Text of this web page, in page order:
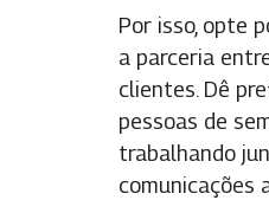
Por isso, opte
a parceria
clientes. Dê
pessoas de
trabalhando
comunicações